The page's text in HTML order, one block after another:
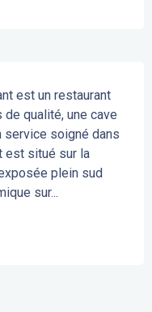
est un restaurant
qualité, une cave
service soigné dans
est situé sur la
plein sud
sur...